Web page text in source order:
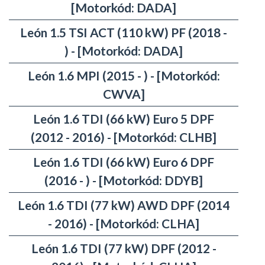
[Motorkód: DADA]
León 1.5 TSI ACT (110 kW) PF (2018 -
) - [Motorkód: DADA]
León 1.6 MPI (2015 - ) - [Motorkód:
CWVA]
León 1.6 TDI (66 kW) Euro 5 DPF
(2012 - 2016) - [Motorkód: CLHB]
León 1.6 TDI (66 kW) Euro 6 DPF
(2016 - ) - [Motorkód: DDYB]
León 1.6 TDI (77 kW) AWD DPF (2014
- 2016) - [Motorkód: CLHA]
León 1.6 TDI (77 kW) DPF (2012 -